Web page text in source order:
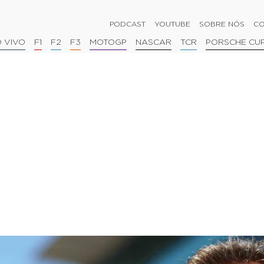
PODCAST YOUTUBE SOBRE NÓS
VIVO F1 F2 F3 MOTOGP NASCAR TCR PORSCHE